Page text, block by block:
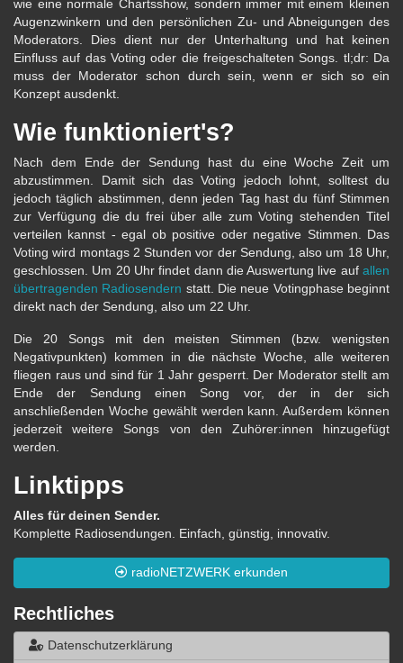
wie eine normale Chartsshow, sondern immer mit einem kleinen
Augenzwinkern und den persönlichen Zu- und Abneigungen des
Moderators. Dies dient nur der Unterhaltung und hat keinen
Einfluss auf das Voting oder die freigeschalteten Songs. tl;dr: Da
muss der Moderator schon durch sein, wenn er sich so ein
Konzept ausdenkt.
Wie funktioniert's?
Nach dem Ende der Sendung hast du eine Woche Zeit um
abzustimmen. Damit sich das Voting jedoch lohnt, solltest du
jedoch täglich abstimmen, denn jeden Tag hast du fünf Stimmen
zur Verfügung die du frei über alle zum Voting stehenden Titel
verteilen kannst - egal ob positive oder negative Stimmen. Das
Voting wird montags 2 Stunden vor der Sendung, also um 18 Uhr,
geschlossen. Um 20 Uhr findet dann die Auswertung live auf allen
übertragenden Radiosendern statt. Die neue Votingphase beginnt
direkt nach der Sendung, also um 22 Uhr.
Die 20 Songs mit den meisten Stimmen (bzw. wenigsten
Negativpunkten) kommen in die nächste Woche, alle weiteren
fliegen raus und sind für 1 Jahr gesperrt. Der Moderator stellt am
Ende der Sendung einen Song vor, der in der sich
anschließenden Woche gewählt werden kann. Außerdem können
jederzeit weitere Songs von den Zuhörer:innen hinzugefügt
werden.
Linktipps
Alles für deinen Sender.
Komplette Radiosendungen. Einfach, günstig, innovativ.
radioNETZWERK erkunden
Rechtliches
Datenschutzerklärung